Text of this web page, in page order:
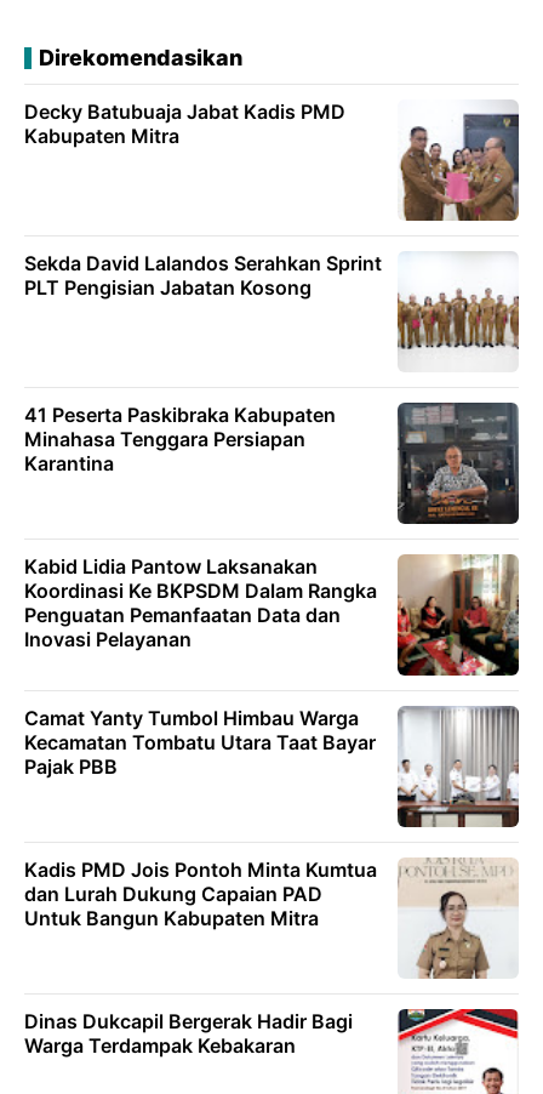
Direkomendasikan
Decky Batubuaja Jabat Kadis PMD
Kabupaten Mitra
Sekda David Lalandos Serahkan Sprint
PLT Pengisian Jabatan Kosong
41 Peserta Paskibraka Kabupaten
Minahasa Tenggara Persiapan
Karantina
Kabid Lidia Pantow Laksanakan
Koordinasi Ke BKPSDM Dalam Rangka
Penguatan Pemanfaatan Data dan
Inovasi Pelayanan
Camat Yanty Tumbol Himbau Warga
Kecamatan Tombatu Utara Taat Bayar
Pajak PBB
Kadis PMD Jois Pontoh Minta Kumtua
dan Lurah Dukung Capaian PAD
Untuk Bangun Kabupaten Mitra
Dinas Dukcapil Bergerak Hadir Bagi
Warga Terdampak Kebakaran